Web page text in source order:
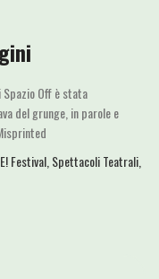
Spazio Off è stata
del grunge, in parole e
Festival Spettacoli Teatrali